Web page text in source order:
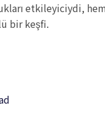
etkileyiciydi,
bir keşfi.